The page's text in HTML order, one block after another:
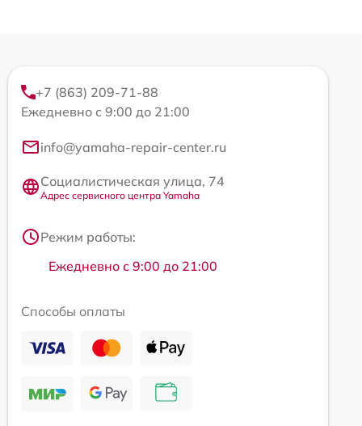
+7 (863) 209-71-88
Ежедневно с 9:00 до 21:00
info@yamaha-repair-center.ru
Социалистическая улица, 74
Адрес сервисного центра Yamaha
Режим работы:
Ежедневно с 9:00 до 21:00
Способы оплаты